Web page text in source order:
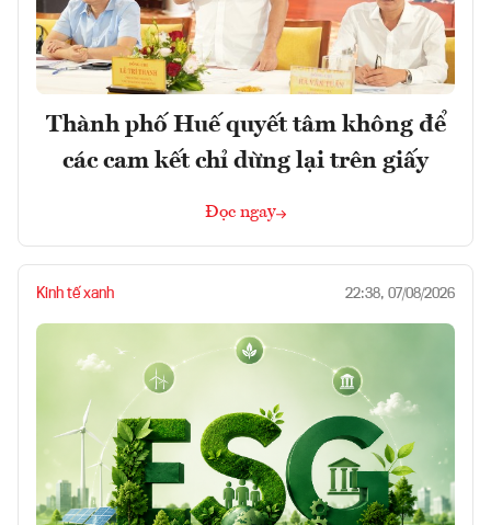
Thành phố Huế quyết tâm không để
các cam kết chỉ dừng lại trên giấy
Đọc ngay
Kinh tế xanh 22:38, 07/08/2026